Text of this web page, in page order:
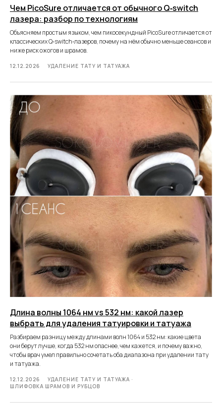
Чем PicoSure отличается от обычного Q‑switch
лазера: разбор по технологиям
Объясняем простым языком, чем пикосекундный PicoSure отличается от
классических Q‑switch‑лазеров, почему на нём обычно меньше сеансов и
ниже риск ожогов и шрамов.
12.12.2026 УДАЛЕНИЕ ТАТУ И ТАТУАЖА
Длина волны 1064 нм vs 532 нм: какой лазер
выбрать для удаления татуировки и татуажа
Разбираем разницу между длинами волн 1064 и 532 нм: какие цвета
они берут лучше, когда 532 нм опаснее, чем кажется, и почему важно,
чтобы врач умел правильно сочетать оба диапазона при удалении тату
и татуажа.
12.12.2026
УДАЛЕНИЕ ТАТУ И ТАТУАЖА
ШЛИФОВКА ШРАМОВ И РУБЦОВ